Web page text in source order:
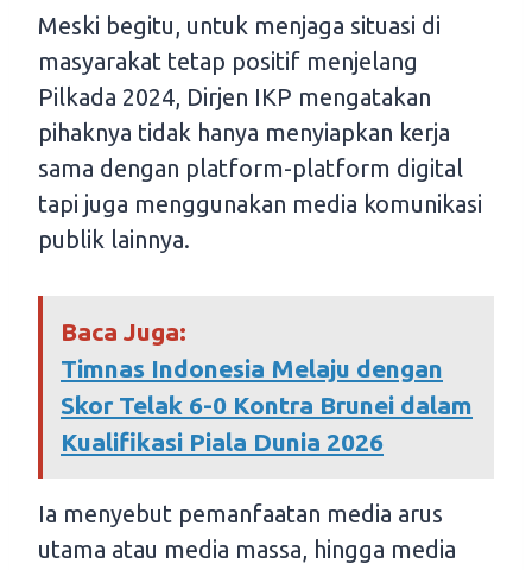
Meski begitu, untuk menjaga situasi di
masyarakat tetap positif menjelang
Pilkada 2024, Dirjen IKP mengatakan
pihaknya tidak hanya menyiapkan kerja
sama dengan platform-platform digital
tapi juga menggunakan media komunikasi
publik lainnya.
Baca Juga:
Timnas Indonesia Melaju dengan
Skor Telak 6-0 Kontra Brunei dalam
Kualifikasi Piala Dunia 2026
Ia menyebut pemanfaatan media arus
utama atau media massa, hingga media